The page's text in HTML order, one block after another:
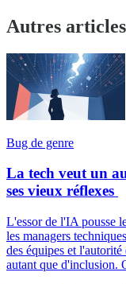
Autres articles
Bug de genre
La tech veut un
ses vieux réflexes
L'essor de l'IA pousse
les managers
des équipes et
autant que d'inclusion.